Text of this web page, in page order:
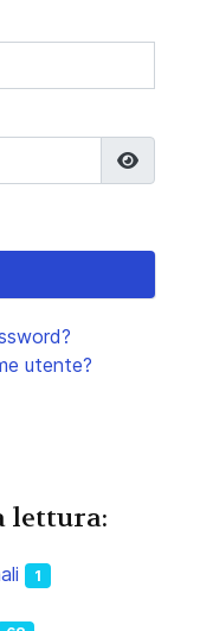
utente?
lettura:
1